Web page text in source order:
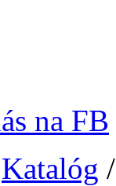
na FB
Katalóg